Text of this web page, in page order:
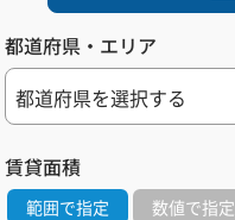
都道府県・エリア
賃貸面積
範囲で指定 数値で指定